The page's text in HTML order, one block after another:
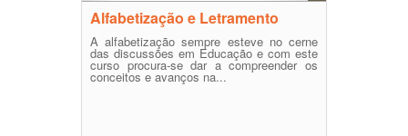
Alfabetização e Letramento
A alfabetização sempre esteve no cerne
das discussões em Educação e com este
curso procura-se dar a compreender os
conceitos e avanços na...